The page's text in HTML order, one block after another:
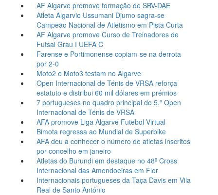
AF Algarve promove formação de SBV-DAE
Atleta Algarvio Ussumani Djumo sagra-se
Campeão Nacional de Atletismo em Pista Curta
AF Algarve promove Curso de Treinadores de
Futsal Grau I UEFA C
Farense e Portimonense copiam-se na derrota
por 2-0
Moto2 e Moto3 testam no Algarve
Open Internacional de Ténis de VRSA reforça
estatuto e distribui 60 mil dólares em prémios
7 portugueses no quadro principal do 5.º Open
Internacional de Ténis de VRSA
AFA promove Liga Algarve Futebol Virtual
Bimota regressa ao Mundial de Superbike
AFA deu a conhecer o número de atletas inscritos
por concelho em janeiro
Atletas do Burundi em destaque no 48º Cross
Internacional das Amendoeiras em Flor
Internacionais portugueses da Taça Davis em Vila
Real de Santo António